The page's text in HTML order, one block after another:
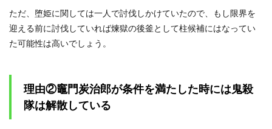
ただ、堕姫に関しては一人で討伐しかけていたので、もし限界を
迎える前に討伐していれば煉獄の後釜として柱候補にはなってい
た可能性は高いでしょう。
理由②竈門炭治郎が条件を満たした時には鬼殺
隊は解散している